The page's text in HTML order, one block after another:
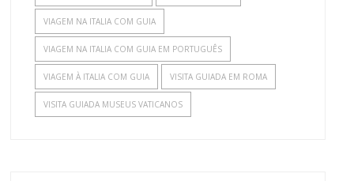
VIAGEM NA ITALIA COM GUIA
VIAGEM NA ITALIA COM GUIA EM PORTUGUÊS
VIAGEM À ITALIA COM GUIA VISITA GUIADA EM ROMA
VISITA GUIADA MUSEUS VATICANOS